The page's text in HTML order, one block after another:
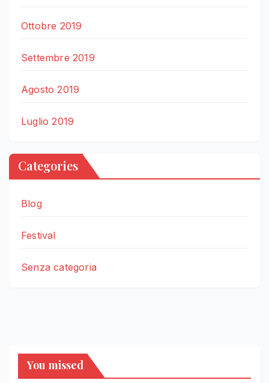
Ottobre 2019
Settembre 2019
Agosto 2019
Luglio 2019
Categories
Blog
Festival
Senza categoria
You missed